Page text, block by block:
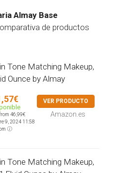
Almay Base
de productos
Tone Matching Makeup,
Ounce by Almay
46,99€
9, 2024 11:58
VER PRODUCTO
Amazon.es
Tone Matching Makeup,